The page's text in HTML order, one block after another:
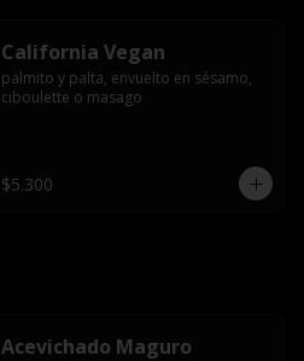
California Vegan
palmito y palta, envuelto en sésamo,
ciboulette o masago
$5.300
Acevichado Maguro